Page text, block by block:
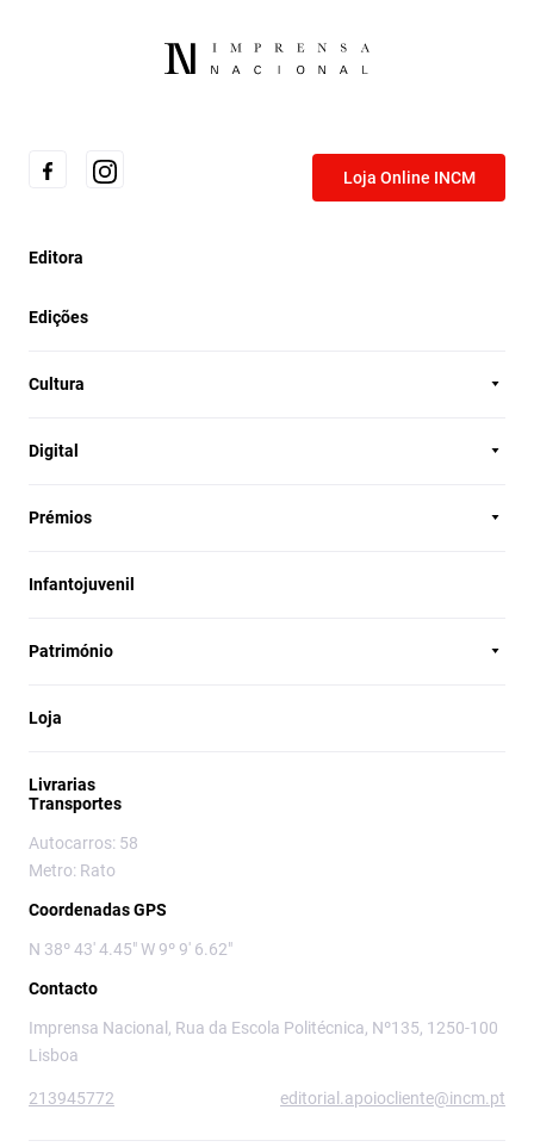
Loja Online INCM
Editora
Edições
Cultura
Digital
Prémios
Infantojuvenil
Património
Loja
Livrarias
Transportes
Autocarros: 58
Metro: Rato
Coordenadas GPS
N 38º 43' 4.45" W 9º 9' 6.62"
Contacto
Imprensa Nacional, Rua da Escola Politécnica, Nº135, 1250-100
Lisboa
213945772 editorial.apoiocliente@incm.pt